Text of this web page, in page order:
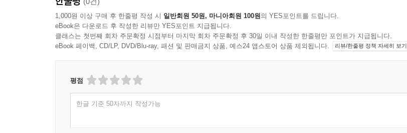
1,000원 이상 구매 후 한줄평 작성 시 일반회원 50원, 마니아회원 100원의 YES포인트를 드립니다.
eBook은 다운로드 후 작성한 리뷰만 YES포인트 지급됩니다.
클래스는 첫번째 회차 주문확정 시점부터 마지막 회차 주문확정 후 30일 이내 작성한 한줄평만 포인트가 지급됩니다.
eBook 페이백, CD/LP, DVD/Blu-ray, 패션 및 판매금지 상품, 예스24 앱스토어 상품 제외됩니다.
리뷰/한줄평 정책 자세히 보기
평점
한글 기준 50자까지 작성가능